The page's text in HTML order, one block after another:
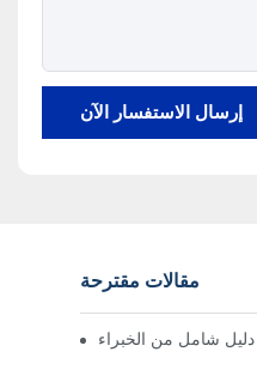
إرسال الاستفسار الآن
مقالات مقترحة
دليل شامل من الخبراء